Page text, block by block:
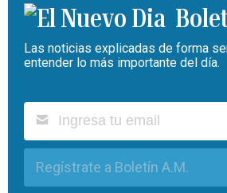
Las noticias explicadas de forma
entender lo más importante del día.
Regístrate a Boletín A.M.